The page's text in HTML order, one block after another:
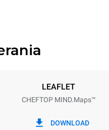
blach
/ 9,4 kW / 9,4 kW
LEAFLET
CHEFTOP MIND.Maps™
DOWNLOAD